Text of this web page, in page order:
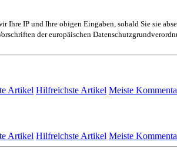
Ihre IP und Ihre obigen Eingaben, sobald Sie sie
der europäischen
Artikel Hilfreichste Artikel Meiste
Artikel Hilfreichste Artikel Meiste